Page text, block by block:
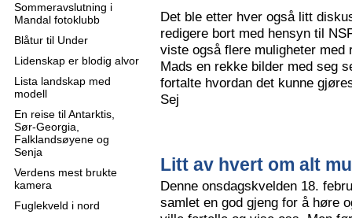
Sommeravslutning i
Mandal fotoklubb
Blåtur til Under
Lidenskap er blodig alvor
Lista landskap med
modell
En reise til Antarktis,
Sør-Georgia,
Falklandsøyene og
Senja
Verdens mest brukte
kamera
Fuglekveld i nord
Det ble etter hver også litt
redigere bort med hensyn til
viste også flere muligheter
Mads en rekke bilder med seg
fortalte hvordan det kunne
Sej
Litt av hvert om alt
Denne onsdagskvelden 18.
samlet en god gjeng for å høre